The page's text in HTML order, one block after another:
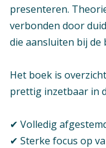
presenteren.
verbonden door
die aansluiten bij
Het boek is
prettig inzetbaar in
✔ Volledig
✔ Sterke focus op